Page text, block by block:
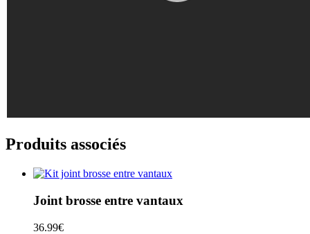
Produits associés
Joint brosse entre vantaux
36.99€